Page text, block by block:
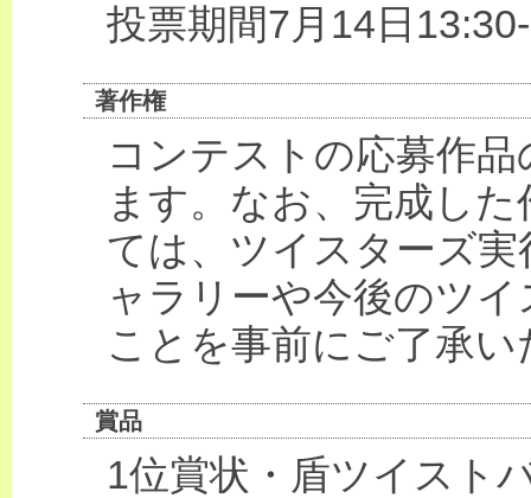
投票期間7月14日
著作権
コンテストの応募作
ます。なお、完成し
ては、ツイスターズ
ャラリーや今後のツ
ことを事前にご了承
賞品
1位賞状・盾ツイスト